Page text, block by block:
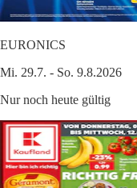
EURONICS
Mi. 29.7. - So. 9.8.2026
Nur noch heute gültig